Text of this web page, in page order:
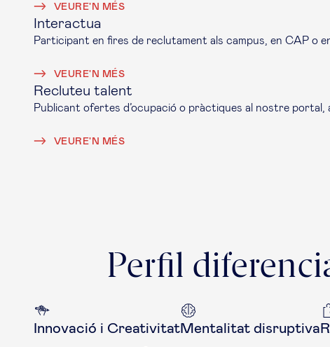
VEURE'N MÉS
Interactua
Participant en fires de reclutament als campus, en CAP o
VEURE'N MÉS
Recluteu talent
Publicant ofertes d’ocupació o pràctiques al nostre
VEURE'N MÉS
Perfil
Innovació i CreativitatMentalitat disruptiva